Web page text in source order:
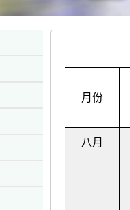
月份
八月